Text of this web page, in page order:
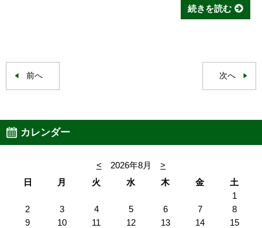
続きを読む
前へ 次へ
カレンダー
< 2026年8月
>
日
月 火 水 木 金
土
1
2
3 4 5 6 7
8
9
10 11 12 13 14
15